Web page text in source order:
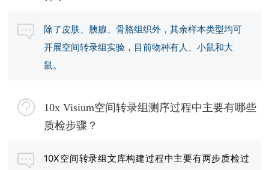
除了皮肤、胰腺、骨胳组织外，其余样本类型均可
开展空间转录组实验，目前物种有人、小鼠和大
鼠。
10x Visium空间转录组测序过程中主要有哪些
质检步骤？
10X空间转录组文库构建过程中主要有两步质检过